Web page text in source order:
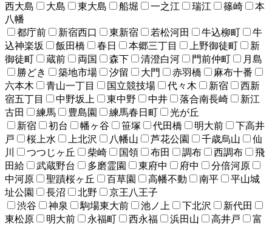
西大島
大島 東大島 船堀 一之江 瑞江 篠崎
本
八幡
都庁前
新宿西口 東新宿 若松河田 牛込柳町
牛
込神楽坂
飯田橋 春日 本郷三丁目 上野御徒町
新
御徒町
蔵前 両国 森下 清澄白河 門前仲町
月島
勝どき
築地市場 汐留 大門 赤羽橋
麻布十番
六本木
青山一丁目 国立競技場 代々木 新宿
西新
宿五丁目
中野坂上 東中野 中井 落合南長崎
新江
古田
練馬 豊島園 練馬春日町
光が丘
新宿
初台 幡ヶ谷 笹塚 代田橋 明大前
下高井
戸
桜上水 上北沢 八幡山 芦花公園 千歳烏山
仙
川
つつじヶ丘 柴崎 国領 布田 調布 西調布
飛
田給
武蔵野台 多磨霊園 東府中 府中
分倍河原
中河原
聖蹟桜ヶ丘 百草園 高幡不動 南平
平山城
址公園
長沼 北野
京王八王子
渋谷
神泉 駒場東大前 池ノ上 下北沢
新代田
東松原
明大前 永福町 西永福 浜田山 高井戸
富